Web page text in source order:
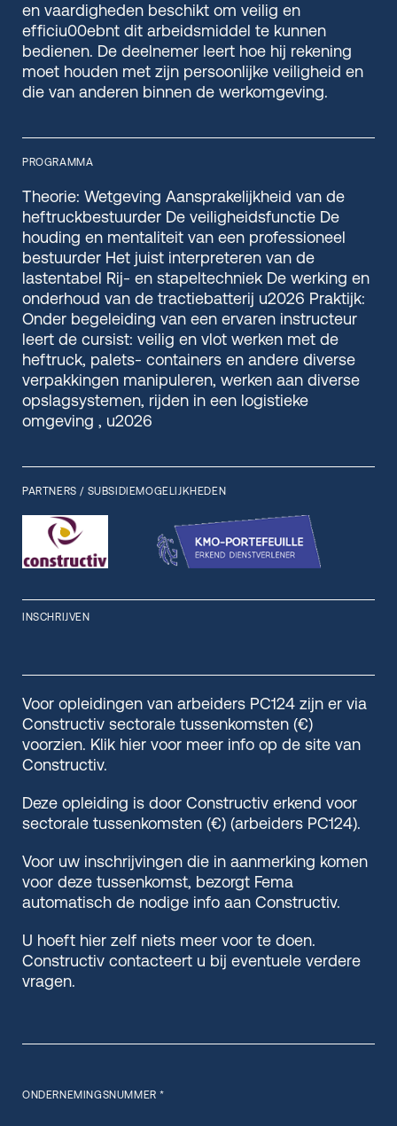
en vaardigheden beschikt om veilig en
efficiu00ebnt dit arbeidsmiddel te kunnen
bedienen. De deelnemer leert hoe hij rekening
moet houden met zijn persoonlijke veiligheid en
die van anderen binnen de werkomgeving.
PROGRAMMA
Theorie: Wetgeving Aansprakelijkheid van de
heftruckbestuurder De veiligheidsfunctie De
houding en mentaliteit van een professioneel
bestuurder Het juist interpreteren van de
lastentabel Rij- en stapeltechniek De werking en
onderhoud van de tractiebatterij u2026 Praktijk:
Onder begeleiding van een ervaren instructeur
leert de cursist: veilig en vlot werken met de
heftruck, palets- containers en andere diverse
verpakkingen manipuleren, werken aan diverse
opslagsystemen, rijden in een logistieke
omgeving , u2026
PARTNERS / SUBSIDIEMOGELIJKHEDEN
INSCHRIJVEN
Voor opleidingen van arbeiders PC124 zijn er via
Constructiv sectorale tussenkomsten (€)
voorzien. Klik hier voor meer info op de site van
Constructiv.
Deze opleiding is door Constructiv erkend voor
sectorale tussenkomsten (€) (arbeiders PC124).
Voor uw inschrijvingen die in aanmerking komen
voor deze tussenkomst, bezorgt Fema
automatisch de nodige info aan Constructiv.
U hoeft hier zelf niets meer voor te doen.
Constructiv contacteert u bij eventuele verdere
vragen.
ONDERNEMINGSNUMMER *